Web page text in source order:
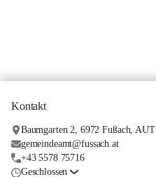
Kontakt
Baumgarten 2, 6972 Fußach, AUT
gemeindeamt@fussach.at
+43 5578 75716
Geschlossen